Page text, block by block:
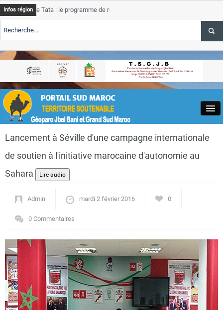
Close
Actualités
Tourisme
Régions
Infos région
Tata : le programme de rehabilitation post-inondations
TSGJB Tourisme : l’ONMT renforce l’aerien a Dakhla et
Tata
service
TSGJB Tourisme au Maroc : Transavia renforce les vols Paris-
Lancement à Séville d'une campagne internationale
de soutien à l'initiative marocaine d'autonomie au
Sahara
Admin mardi 2 février 2016 0
0 Commentaires